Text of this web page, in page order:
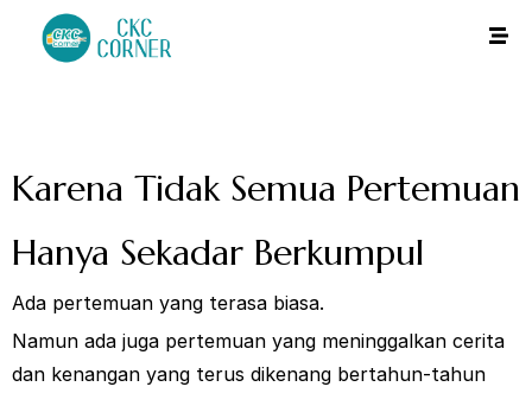
Karena Tidak Semua Pertemuan
Hanya Sekadar Berkumpul
Ada pertemuan yang terasa biasa.
Namun ada juga pertemuan yang meninggalkan cerita
dan kenangan yang terus dikenang bertahun-tahun